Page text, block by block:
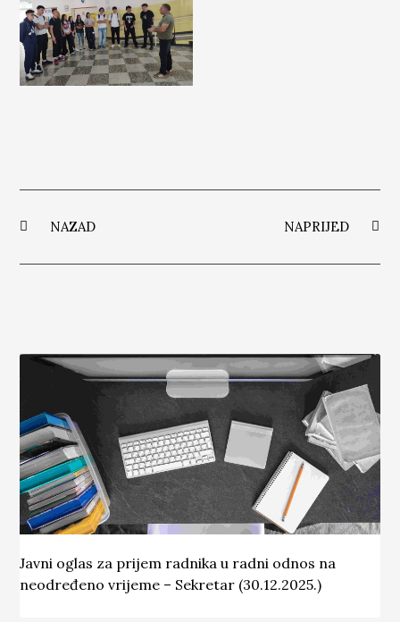
NAZAD NAPRIJED
Javni oglas za prijem radnika u radni odnos na
neodređeno vrijeme – Sekretar (30.12.2025.)